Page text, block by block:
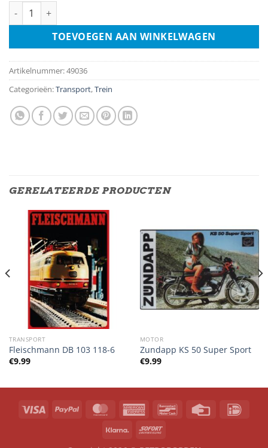
Fleischmann 6152 C aantal
TOEVOEGEN AAN WINKELWAGEN
Artikelnummer:49036
Categorieën:Transport,Trein
GERELATEERDE PRODUCTEN
TRANSPORT
Fleischmann DB 103 118-6
€9.99
MOTOR
Zundapp KS 50 Super Sport
€9.99